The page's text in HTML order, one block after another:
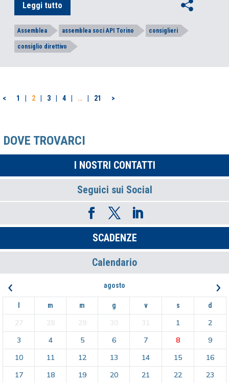
Leggi tutto
Assemblea assemblea soci API Torino consiglieri
consiglio direttivo
PAGINAZIONE
ARTICOLI
< 1 2 3 4 … 21 >
DOVE TROVARCI
I NOSTRI CONTATTI
Seguici sui Social
SCADENZE
Calendario
‹ agosto ›
m m g v s d
27 28 29 30 31 1
2
3
4 5 6 7 8
9
10
11 12 13 14 15
16
17
18 19 20 21 22
23